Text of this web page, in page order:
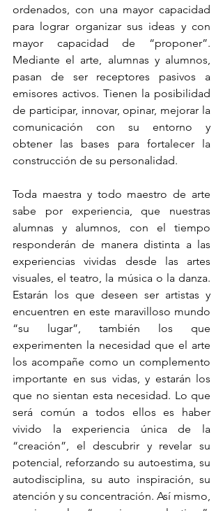
ordenados, con una mayor capacidad
para lograr organizar sus ideas y con
mayor capacidad de “proponer”.
Mediante el arte, alumnas y alumnos,
pasan de ser receptores pasivos a
emisores activos. Tienen la posibilidad
de participar, innovar, opinar, mejorar la
comunicación con su entorno y
obtener las bases para fortalecer la
construcción de su personalidad.
Toda maestra y todo maestro de arte
sabe por experiencia, que nuestras
alumnas y alumnos, con el tiempo
responderán de manera distinta a las
experiencias vividas desde las artes
visuales, el teatro, la música o la danza.
Estarán los que deseen ser artistas y
encuentren en este maravilloso mundo
“su lugar”, también los que
experimenten la necesidad que el arte
los acompañe como un complemento
importante en sus vidas, y estarán los
que no sientan esta necesidad. Lo que
será común a todos ellos es haber
vivido la experiencia única de la
“creación”, el descubrir y revelar su
potencial, reforzando su autoestima, su
autodisciplina, su auto inspiración, su
atención y su concentración. Así mismo,